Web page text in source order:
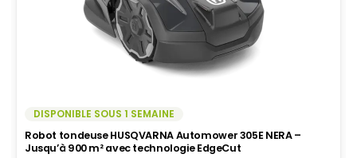
DISPONIBLE SOUS 1 SEMAINE
Robot tondeuse HUSQVARNA Automower 560 EPOS –
Jusqu’à 12000 m² et 50% de pente